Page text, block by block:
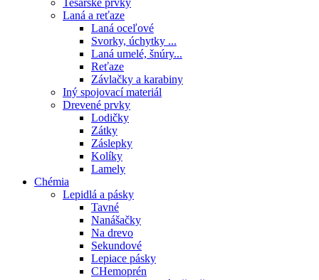
Tesárske prvky
Laná a reťaze
Laná oceľové
Svorky, úchytky ...
Laná umelé, šnúry...
Reťaze
Závlačky a karabiny
Iný spojovací materiál
Drevené prvky
Lodičky
Zátky
Záslepky
Kolíky
Lamely
Chémia
Lepidlá a pásky
Tavné
Nanášačky
Na drevo
Sekundové
Lepiace pásky
CHemoprén